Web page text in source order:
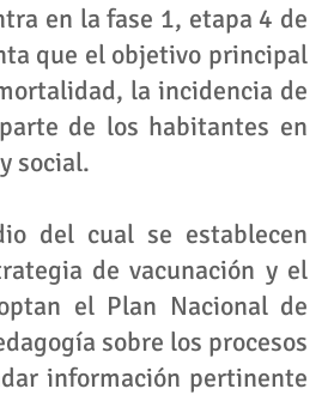
en la fase 1, etapa 4 de
que el objetivo principal
la incidencia de
de los habitantes en
social.
del cual se establecen
de vacunación y el
el Plan Nacional de
sobre los procesos
información pertinente